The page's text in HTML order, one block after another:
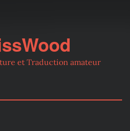
et Traduction amateur